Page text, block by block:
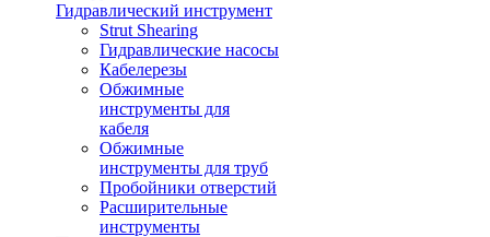
Гидравлический инструмент
Strut Shearing
Гидравлические насосы
Кабелерезы
Обжимные
инструменты для
кабеля
Обжимные
инструменты для труб
Пробойники отверстий
Расширительные
инструменты